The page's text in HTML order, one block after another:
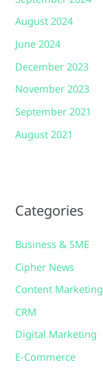
August 2024
June 2024
December 2023
November 2023
September 2021
August 2021
Categories
Business & SME
Cipher News
Content Marketing
CRM
Digital Marketing
E-Commerce